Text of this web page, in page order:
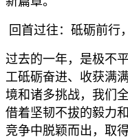
回首过往：砥砺前行
过去的一年，是极不
工砥砺奋进、收获满
境和诸多挑战，我们
借着坚韧不拔的毅力
竞争中脱颖而出，取